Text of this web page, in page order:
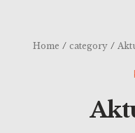
Home / category /